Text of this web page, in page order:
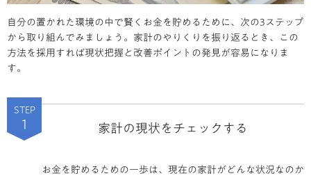
自分の置かれた環境の中で賢くお金を貯めるために、次の3ステップ
から取り組んでみましょう。家計のやりくりを振り返るとき、この
方法を採用すれば現状把握と改善ポイントの発見が容易になりま
す。
STEP
1 家計の現状をチェックする
お金を貯めるための一歩は、現在の家計がどんな状況なのか